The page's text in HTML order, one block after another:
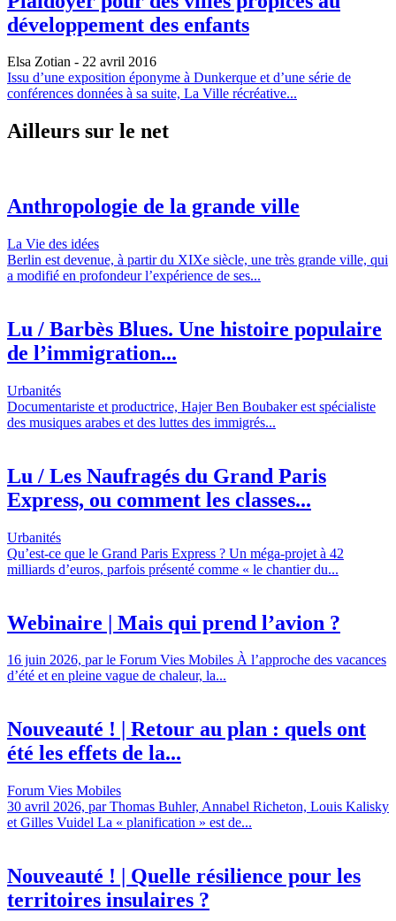
développement des enfants
Elsa Zotian - 22 avril 2016
Issu d’une exposition éponyme à Dunkerque et d’une série de
conférences données à sa suite, La Ville récréative...
Ailleurs sur le net
Anthropologie de la grande ville
La Vie des idées
Berlin est devenue, à partir du XIXe siècle, une très grande ville, qui
a modifié en profondeur l’expérience de ses...
Lu / Barbès Blues. Une histoire populaire
de l’immigration...
Urbanités
Documentariste et productrice, Hajer Ben Boubaker est spécialiste
des musiques arabes et des luttes des immigrés...
Lu / Les Naufragés du Grand Paris
Express, ou comment les classes...
Urbanités
Qu’est-ce que le Grand Paris Express ? Un méga-projet à 42
milliards d’euros, parfois présenté comme « le chantier du...
Webinaire | Mais qui prend l’avion ?
16 juin 2026, par le Forum Vies Mobiles À l’approche des vacances
d’été et en pleine vague de chaleur, la...
Nouveauté ! | Retour au plan : quels ont
été les effets de la...
Forum Vies Mobiles
30 avril 2026, par Thomas Buhler, Annabel Richeton, Louis Kalisky
et Gilles Vuidel La « planification » est de...
Nouveauté ! | Quelle résilience pour les
territoires insulaires ?